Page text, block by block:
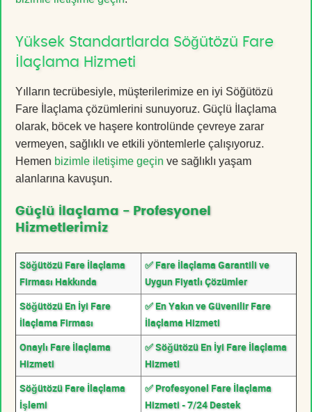
Yüksek Standartlarda Söğütözü Fare
İlaçlama Hizmeti
Yılların tecrübesiyle, müşterilerimize en iyi Söğütözü
Fare İlaçlama çözümlerini sunuyoruz. Güçlü İlaçlama
olarak, böcek ve haşere kontrolünde çevreye zarar
vermeyen, sağlıklı ve etkili yöntemlerle çalışıyoruz.
Hemen bizimle iletişime geçin ve sağlıklı yaşam
alanlarına kavuşun.
Güçlü İlaçlama - Profesyonel
Hizmetlerimiz
Söğütözü Fare İlaçlama
Firması Hakkında
✅ Fare İlaçlama Garantili ve
Uygun Fiyatlı Çözümler
Söğütözü En İyi Fare
İlaçlama Firması
✅ En Yakın ve Güvenilir Fare
İlaçlama Hizmeti
Onaylı Fare İlaçlama
Hizmeti
✅ Söğütözü En İyi Fare İlaçlama
Hizmeti
Söğütözü Fare İlaçlama
İşlemi
✅ Profesyonel Fare İlaçlama
Hizmeti - 7/24 Destek